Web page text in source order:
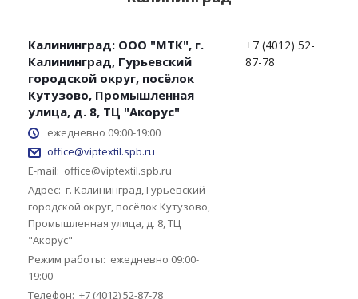
Калининград: ООО "МТК", г.
Калининград, Гурьевский
городской округ, посёлок
Кутузово, Промышленная
улица, д. 8, ТЦ "Акорус"
ежедневно 09:00-19:00
office@viptextil.spb.ru
E-mail: office@viptextil.spb.ru
Адрес: г. Калининград, Гурьевский
городской округ, посёлок Кутузово,
Промышленная улица, д. 8, ТЦ
"Акорус"
Режим работы: ежедневно 09:00-
19:00
Телефон: +7 (4012) 52-87-78
+7 (4012) 52-
87-78